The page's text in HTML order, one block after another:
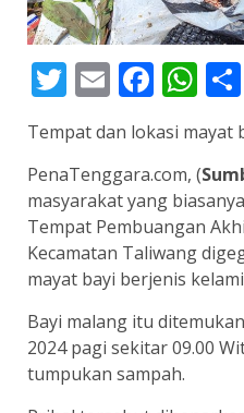
Twitter
Email
Tempat dan lokasi mayat
PenaTenggara.com, (
masyarakat yang
Tempat Pembuangan
Kecamatan Taliwang
mayat bayi berjenis
Bayi malang itu
2024 pagi sekitar 09.00
tumpukan sampah.